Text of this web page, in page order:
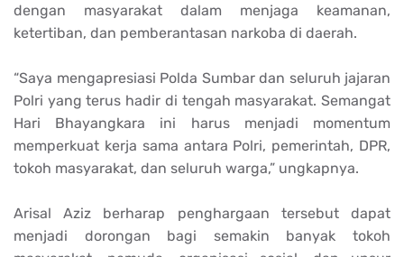
dengan masyarakat dalam menjaga keamanan,
ketertiban, dan pemberantasan narkoba di daerah.
“Saya mengapresiasi Polda Sumbar dan seluruh jajaran
Polri yang terus hadir di tengah masyarakat. Semangat
Hari Bhayangkara ini harus menjadi momentum
memperkuat kerja sama antara Polri, pemerintah, DPR,
tokoh masyarakat, dan seluruh warga,” ungkapnya.
Arisal Aziz berharap penghargaan tersebut dapat
menjadi dorongan bagi semakin banyak tokoh